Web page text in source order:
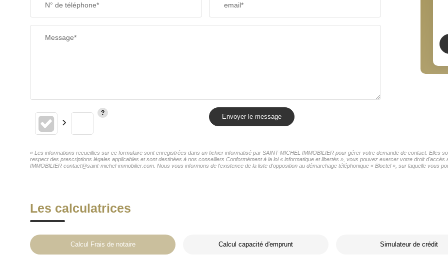
RESTAURANTS ET CAFÉS COMMERCES
N° de téléphone* email*
Message*
Envoyer le message
« Les informations recueillies sur ce formulaire sont enregistrées dans un fichier informatisé par SAINT-MICHEL IMMOBILIER pour gérer votre demande de contact. Elles
respect des prescriptions légales applicables et sont destinées à nos conseillers Conformément à la loi « informatique et libertés », vous pouvez exercer votre droit
IMMOBILIER contact@saint-michel-immobilier.com. Nous vous informons de l'existence de la liste d'opposition au démarchage téléphonique « Bloctel », sur laquelle vous
Les calculatrices
Calcul Frais de notaire Calcul capacité d'emprunt Simulateur de crédit